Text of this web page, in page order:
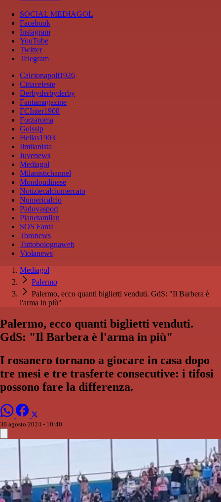
SOCIAL MEDIAGOL
Facebook
Instagram
YouTube
Twitter
Telegram
Calcionapoli1926
Cittaceleste
Derbyderbyderby
Fantamagazine
FCInter1908
Forzaroma
Golssip
Hellas1903
Ilmilanista
Juvenews
Mediagol
Milanistichannel
Mondoudinese
Notiziecalciomercato
Numericalcio
Padovasport
Pianetamilan
SOS Fanta
Toronews
Tuttobolognaweb
Violanews
Mediagol
Palermo
Palermo, ecco quanti biglietti venduti. GdS: "Il Barbera è
l'arma in più"
Palermo, ecco quanti biglietti venduti.
GdS: "Il Barbera è l'arma in più"
I rosanero tornano a giocare in casa dopo
tre mesi e tre trasferte consecutive: i tifosi
possono fare la differenza.
30 agosto 2024 - 10:40